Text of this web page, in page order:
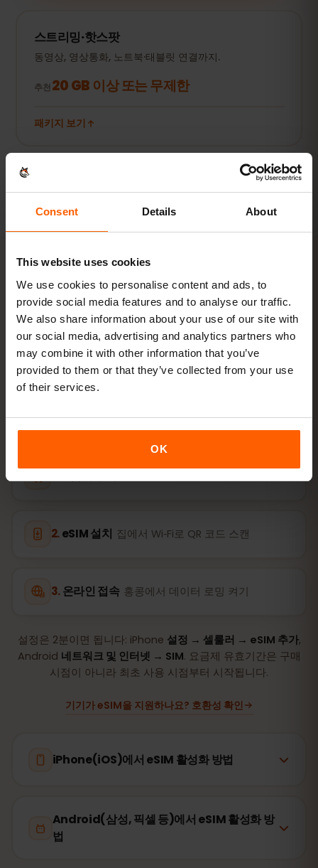
Consent Details About
This website uses cookies
We use cookies to personalise content and ads, to
provide social media features and to analyse our traffic.
We also share information about your use of our site with
our social media, advertising and analytics partners who
may combine it with other information that you’ve
provided to them or that they’ve collected from your use
of their services.
OK
스트리밍·핫스팟
동영상, 영상통화, 노트북·태블릿 연결까지.
추천 20 GB 이상 또는 무제한
패키지 보기
모든 수치는 참고용입니다. 실제 사용량은 기기, 앱 설정, 사용 습관에 따
활성화
홍콩 eSIM을3단계로 활성화하
기
몇 분이면 준비 완료 — 물리 SIM 카드가 필요 없습니다.
eSIM 설치 집에서 Wi‑Fi로 QR 코드 스캔
온라인 접속 홍콩에서 데이터 로밍 켜기
설정은 2분이면 됩니다: iPhone 설정 → 셀룰러 → eSIM 추가,
Android 네트워크 및 인터넷 → SIM. 요금제 유효기간은 구매
시점이 아니라 최초 사용 시점부터 시작됩니다.
기기가 eSIM을 지원하나요? 호환성 확인
iPhone(iOS)에서 eSIM 활성화 방법
Android(삼성, 픽셀 등)에서 eSIM 활성화 방
법